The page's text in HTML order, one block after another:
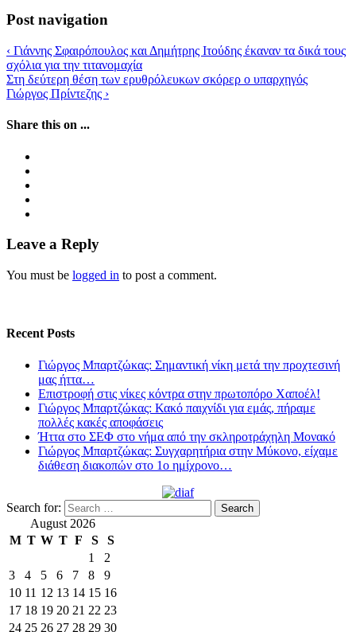
Post navigation
‹ Γιάννης Σφαιρόπουλος και Δημήτρης Ιτούδης έκαναν τα δικά τους
σχόλια για την τιτανομαχία
Στη δεύτερη θέση των ερυθρόλευκων σκόρερ ο υπαρχηγός
Γιώργος Πρίντεζης ›
Share this on ...
Leave a Reply
You must be logged in to post a comment.
Recent Posts
Γιώργος Μπαρτζώκας: Σημαντική νίκη μετά την προχτεσινή
μας ήττα…
Επιστροφή στις νίκες κόντρα στην πρωτοπόρο Χαποέλ!
Γιώργος Μπαρτζώκας: Κακό παιχνίδι για εμάς, πήραμε
πολλές κακές αποφάσεις
Ήττα στο ΣΕΦ στο νήμα από την σκληροτράχηλη Μονακό
Γιώργος Μπαρτζώκας: Συγχαρητήρια στην Μύκονο, είχαμε
διάθεση διακοπών στο 1ο ημίχρονο…
Search for:
August 2026
M T W T F S
S
1
2
3
4 5 6 7 8
9
10 11 12 13 14 15 16
17 18 19 20 21 22 23
24 25 26 27 28 29 30